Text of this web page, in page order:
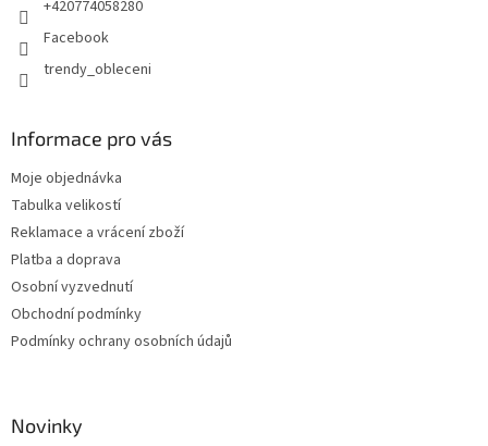
+420774058280
Facebook
trendy_obleceni
Informace pro vás
Moje objednávka
Tabulka velikostí
Reklamace a vrácení zboží
Platba a doprava
Osobní vyzvednutí
Obchodní podmínky
Podmínky ochrany osobních údajů
Novinky